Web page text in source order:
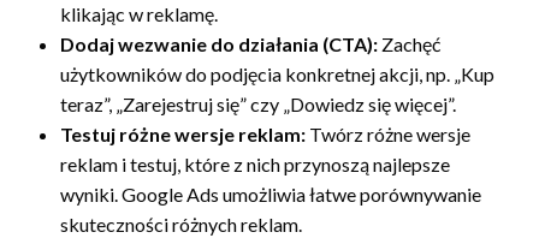
klikając w reklamę.
Dodaj wezwanie do działania (CTA): Zachęć
użytkowników do podjęcia konkretnej akcji, np. „Kup
teraz”, „Zarejestruj się” czy „Dowiedz się więcej”.
Testuj różne wersje reklam: Twórz różne wersje
reklam i testuj, które z nich przynoszą najlepsze
wyniki. Google Ads umożliwia łatwe porównywanie
skuteczności różnych reklam.